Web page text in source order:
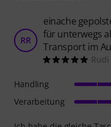
RR
einache
für unterwegs
Transport im
Handling
Verarbeitung